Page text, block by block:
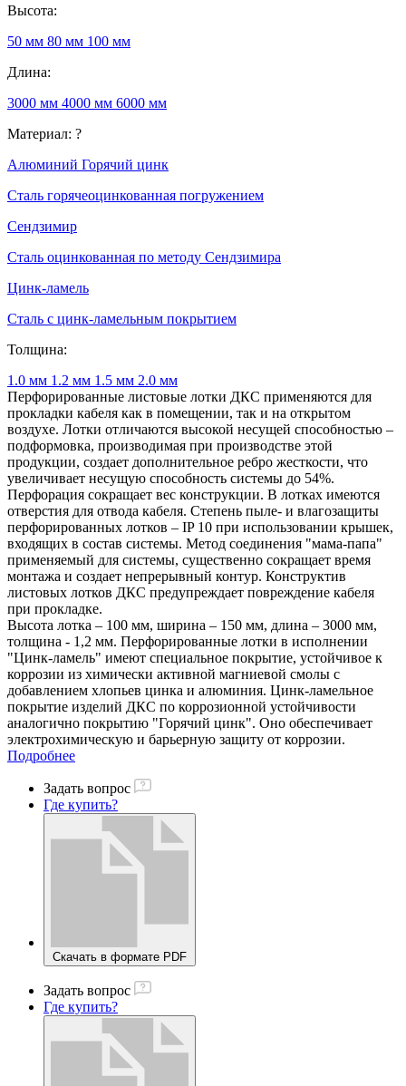
Высота:
50 мм 80 мм 100 мм
Длина:
3000 мм 4000 мм 6000 мм
Материал: ?
Алюминий Горячий цинк
Сталь горячеоцинкованная погружением
Сендзимир
Сталь оцинкованная по методу Сендзимира
Цинк-ламель
Сталь с цинк-ламельным покрытием
Толщина:
1.0 мм 1.2 мм 1.5 мм 2.0 мм
Перфорированные листовые лотки ДКС применяются для
прокладки кабеля как в помещении, так и на открытом
воздухе. Лотки отличаются высокой несущей способностью –
подформовка, производимая при производстве этой
продукции, создает дополнительное ребро жесткости, что
увеличивает несущую способность системы до 54%.
Перфорация сокращает вес конструкции. В лотках имеются
отверстия для отвода кабеля. Степень пыле- и влагозащиты
перфорированных лотков – IP 10 при использовании крышек,
входящих в состав системы. Метод соединения "мама-папа"
применяемый для системы, существенно сокращает время
монтажа и создает непрерывный контур. Конструктив
листовых лотков ДКС предупреждает повреждение кабеля
при прокладке.
Высота лотка – 100 мм, ширина – 150 мм, длина – 3000 мм,
толщина - 1,2 мм. Перфорированные лотки в исполнении
"Цинк-ламель" имеют специальное покрытие, устойчивое к
коррозии из химически активной магниевой смолы с
добавлением хлопьев цинка и алюминия. Цинк-ламельное
покрытие изделий ДКС по коррозионной устойчивости
аналогично покрытию "Горячий цинк". Оно обеспечивает
электрохимическую и барьерную защиту от коррозии.
Подробнее
Задать вопрос
Где купить?
Скачать в формате PDF
Задать вопрос
Где купить?